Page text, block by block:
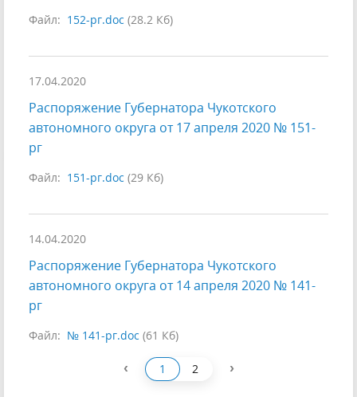
Файл: 152-рг.doc (28.2 Кб)
17.04.2020
Распоряжение Губернатора Чукотского
автономного округа от 17 апреля 2020 № 151-
рг
Файл: 151-рг.doc (29 Кб)
14.04.2020
Распоряжение Губернатора Чукотского
автономного округа от 14 апреля 2020 № 141-
рг
Файл: № 141-рг.doc (61 Кб)
‹ 1 2 ›